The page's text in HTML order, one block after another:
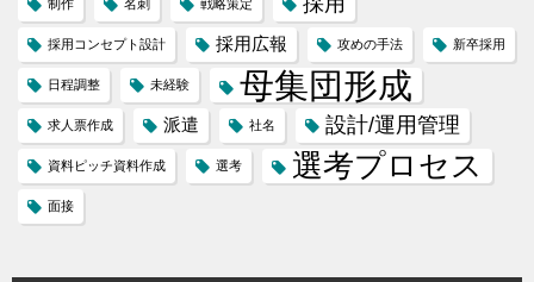
制作 名刺 戦略策定
採用コンセプト設計 採用広報 攻めの手法 新卒採用
日程調整 未経験 母集団形成
求人票作成 派遣 社名 設計/運用管理
資料ピッチ資料作成 選考 選考プロセス
面接